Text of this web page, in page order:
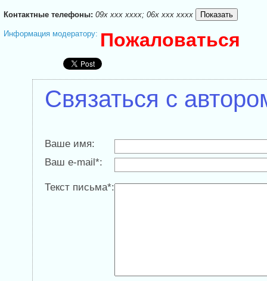
Контактные телефоны: 09x xxx xxxx; 06x xxx xxxx
Информация модератору: Пожаловаться
Связаться с
Ваше имя:
Ваш e-mail*:
Текст письма*: